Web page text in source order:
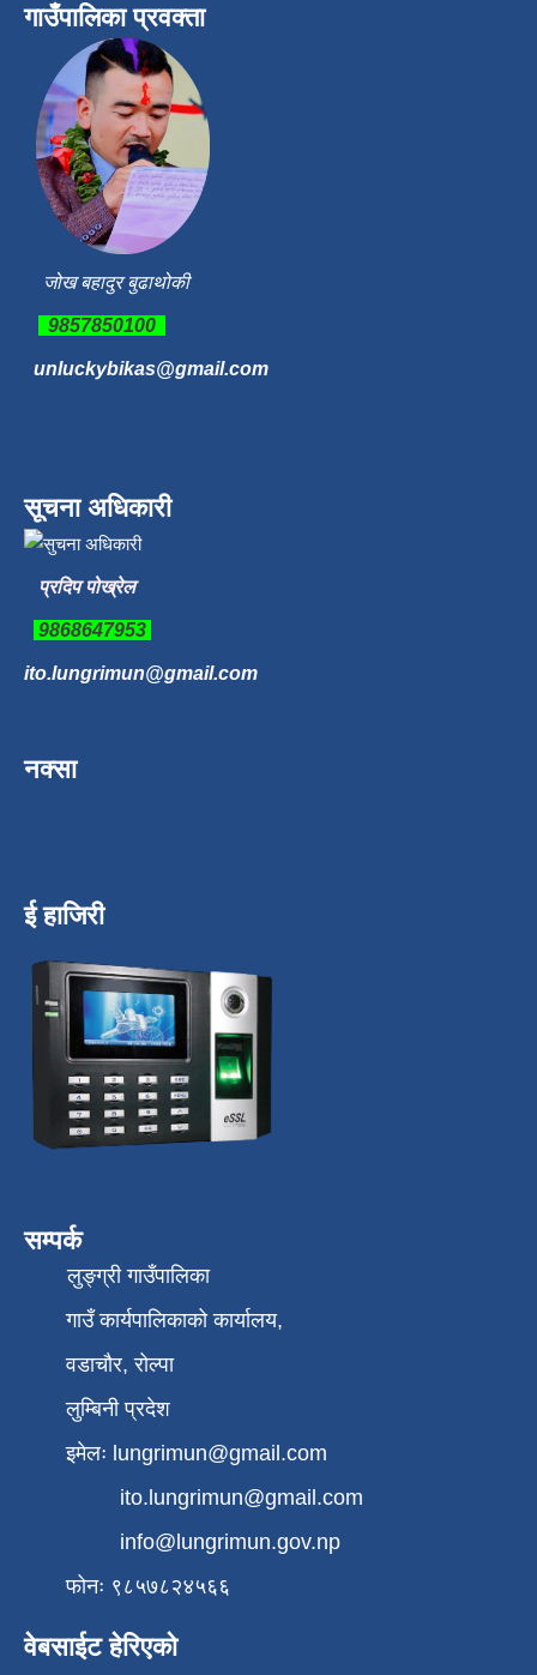
गाउँपालिका प्रवक्ता
जोख बहादुर बुढाथोकी
9857850100
unluckybikas@gmail.com
सूचना अधिकारी
प्रदिप पोख्रेल
9868647953
ito.lungrimun@gmail.com
नक्सा
ई हाजिरी
सम्पर्क
लुङ्ग्री गाउँपालिका
गाउँ कार्यपालिकाको कार्यालय,
वडाचौर, रोल्पा
लुम्बिनी प्रदेश
इमेलः lungrimun@gmail.com
ito.lungrimun@gmail.com
info@lungrimun.gov.np
फोनः ९८५७८२४५६६
वेबसाईट हेरिएको